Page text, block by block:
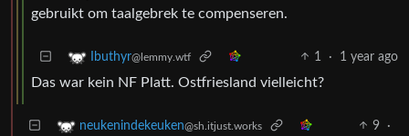
gebruikt om taalgebrek te compenseren.
Ibuthyr@lemmy.wtf 1 · 1 year ago
Das war kein NF Platt. Ostfriesland vielleicht?
neukenindekeuken@sh.itjust.works 9
·